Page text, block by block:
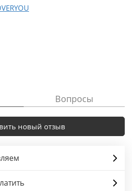
Вопросы
новый отзыв